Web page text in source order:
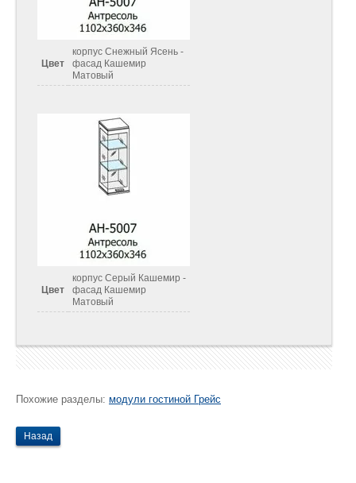
Цвет
корпус Снежный Ясень -
фасад Кашемир
Матовый
Цвет
корпус Серый Кашемир -
фасад Кашемир
Матовый
Похожие разделы: модули гостиной Грейс
Назад